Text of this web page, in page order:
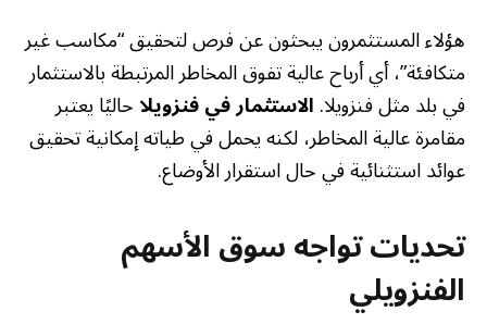
هؤلاء المستثمرون يبحثون عن فرص لتحقيق “مكاسب غير
متكافئة”، أي أرباح عالية تفوق المخاطر المرتبطة بالاستثمار
في بلد مثل فنزويلا.الاستثمار في فنزويلاحاليًا يعتبر
مقامرة عالية المخاطر، لكنه يحمل في طياته إمكانية تحقيق
عوائد استثنائية في حال استقرار الأوضاع.
تحديات تواجه سوق الأسهم
الفنزويلي